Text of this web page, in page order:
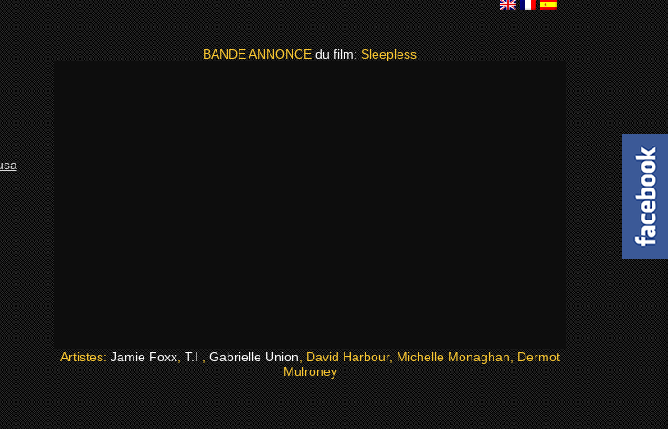
BANDE ANNONCE du film: Sleepless
Artistes:Jamie Foxx,T.I,Gabrielle Union, David Harbour, Michelle Monaghan, Dermot
Mulroney